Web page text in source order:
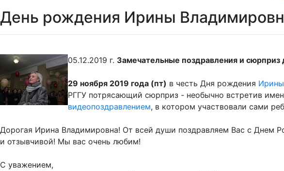
День рождения Ирины
05.12.2019 г. Замечательные поздравления и
29 ноября 2019 года (пт) в честь Дня рождения
РГГУ потрясающий сюрприз - необычно встретив
видеопоздравлением, в котором участвовали сами
Дорогая Ирина Владимировна! От всей души поздравляем Вас с Днем
и отзывчивой! Мы вас очень любим!
С уважением,